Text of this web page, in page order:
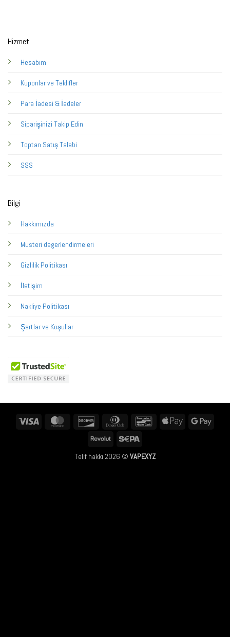
Hizmet
Hesabım
Kuponlar ve Teklifler
Para İadesi & İadeler
Siparişinizi Takip Edin
Toptan Satış Talebi
SSS
Bilgi
Hakkımızda
Musteri degerlendirmeleri
Gizlilik Politikası
İletişim
Nakliye Politikası
Şartlar ve Koşullar
MasterCard Discover
Dinners
BancontactApple
Revolut
Telif hakkı 2026 © VAPEXYZ